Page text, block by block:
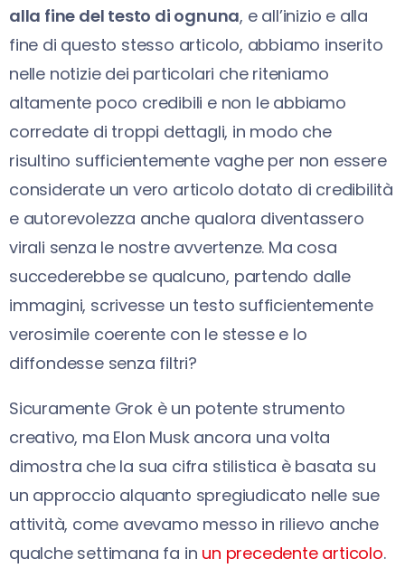
alla fine del testo di ognuna, e all’inizio e alla
fine di questo stesso articolo, abbiamo inserito
nelle notizie dei particolari che riteniamo
altamente poco credibili e non le abbiamo
corredate di troppi dettagli, in modo che
risultino sufficientemente vaghe per non essere
considerate un vero articolo dotato di credibilità
e autorevolezza anche qualora diventassero
virali senza le nostre avvertenze. Ma cosa
succederebbe se qualcuno, partendo dalle
immagini, scrivesse un testo sufficientemente
verosimile coerente con le stesse e lo
diffondesse senza filtri?
Sicuramente Grok è un potente strumento
creativo, ma Elon Musk ancora una volta
dimostra che la sua cifra stilistica è basata su
un approccio alquanto spregiudicato nelle sue
attività, come avevamo messo in rilievo anche
qualche settimana fa in un precedente articolo.